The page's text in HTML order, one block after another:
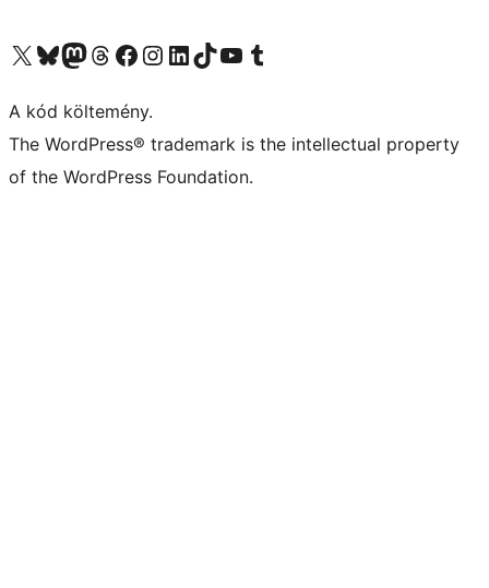
Visit our X (formerly Twitter) account
Visit our Bluesky account
Twitter csatornánk
Visit our Threads account
Facebook oldalunk megtekintése
Visit our Instagram account
Visit our LinkedIn account
Visit our TikTok account
Visit our YouTube channel
Visit our Tumblr account
A kód költemény.
The WordPress® trademark is the intellectual property
of the WordPress Foundation.